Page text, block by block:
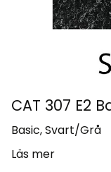
CAT 307 E2
Basic, Svart/Grå
Läs mer